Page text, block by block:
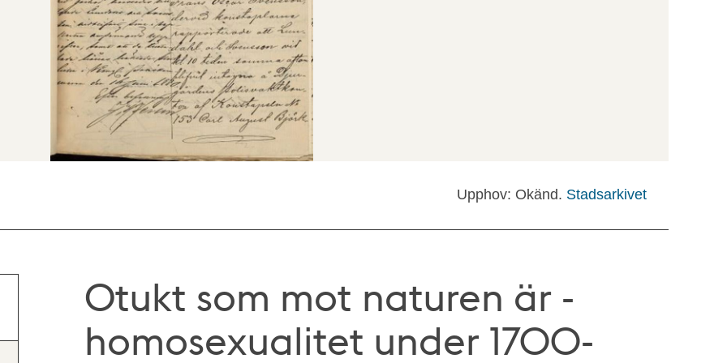
Upphov: Okänd. Stadsarkivet
Otukt som mot naturen är -
homosexualitet under 1700-